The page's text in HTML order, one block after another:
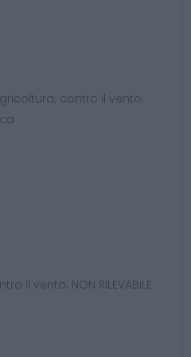
contro il vento;
il vento; NON RILEVABILE